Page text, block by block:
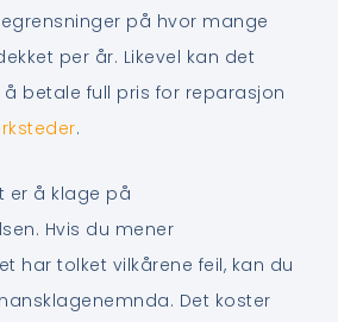
på hvor mange
per år. Likevel kan det
betale full pris for reparasjon
.
er å klage på
Hvis du mener
har tolket vilkårene feil, kan du
Det koster